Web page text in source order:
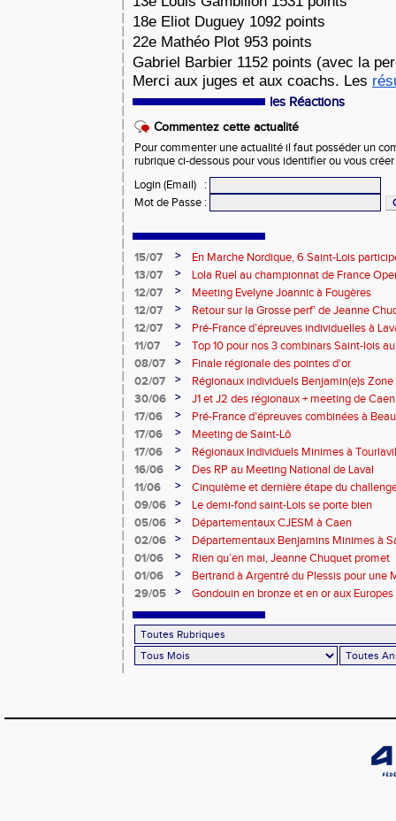
18e Eliot Duguey 1092 points
22e Mathéo Plot 953 points
Gabriel Barbier 1152 points (avec la
Merci aux juges et aux coachs. Les
les Réactions
Commentez cette actualité
Pour commenter une actualité il faut posséder un
rubrique ci-dessous pour vous identifier ou vous
Login (Email)
:
Mot de Passe :
15/07 >
En Marche Nordique, 6 Saint-Lois
13/07
>
Lola Ruel au championnat de France
12/07
>
Meeting Evelyne Joannic à Fougères
12/07
>
Retour sur la Grosse perf’ de Jeanne
de l’Est Lyonnais
12/07 >
Pré-France d’épreuves individuelles à
11/07
>
Top 10 pour nos 3 combinars Saint-lois
d'EC à Aix-en-Provence
08/07 >
Finale régionale des pointes d'or
02/07
>
Régionaux individuels Benjamin(e)s
30/06
>
J1 et J2 des régionaux + meeting de Caen
17/06
>
Pré-France d’épreuves combinées à
17/06
>
Meeting de Saint-Lô
17/06
>
Régionaux Individuels Minimes à
16/06
>
Des RP au Meeting National de Laval
11/06
>
Cinquième et dernière étape du
09/06
>
Le demi-fond saint-Lois se porte bien
05/06
>
Départementaux CJESM à Caen
02/06
>
Départementaux Benjamins Minimes à
01/06
>
Rien qu’en mai, Jeanne Chuquet promet
01/06
>
Bertrand à Argentré du Plessis pour une
29/05
> Gondouin en bronze et en or aux Europes